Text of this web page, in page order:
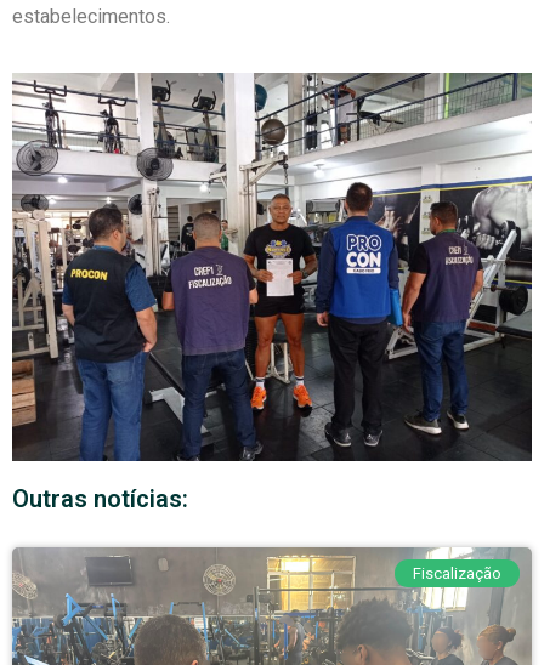
estabelecimentos.
Outras notícias:
Fiscalização